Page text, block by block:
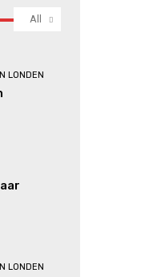
All
LONDEN
LONDEN